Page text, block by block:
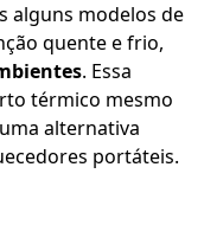
alguns modelos de
quente e frio,
. Essa
térmico mesmo
alternativa
portáteis.